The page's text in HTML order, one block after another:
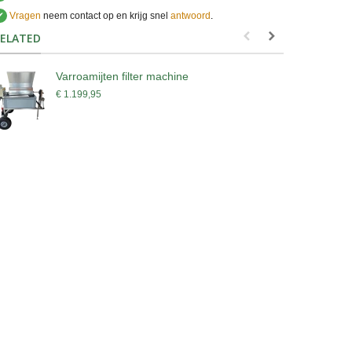
Vragen neem contact op en krijg snel antwoord ..
Varroamijten filter machine
€ 1.199,95